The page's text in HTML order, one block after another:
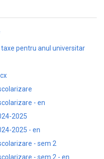
pentru anul universitar
- en
2025
2025 - en
- sem 2
- sem 2 - en